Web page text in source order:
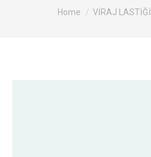
You are here:
Home VİRAJ LASTİĞİ